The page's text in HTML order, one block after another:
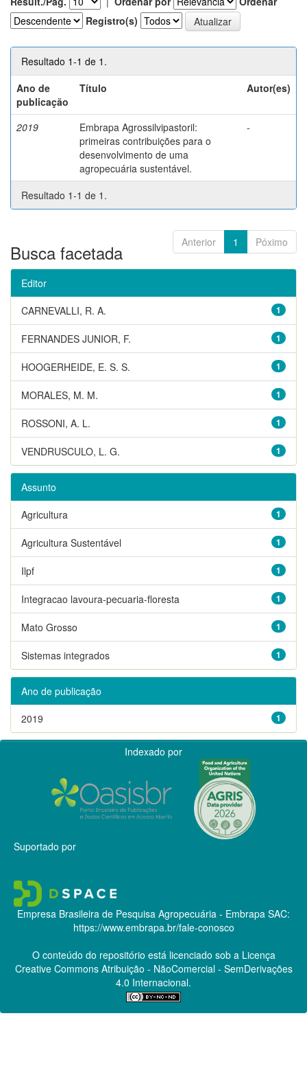
Registro(s)
Resultado 1-1 de 1.
Ano de
publicação
Título Autor(es)
2019
Embrapa Agrossilvipastoril:
primeiras contribuições para o
desenvolvimento de uma
agropecuária sustentável.
-
Resultado 1-1 de 1.
Anterior 1 Póximo
Busca facetada
Editor
1
CARNEVALLI, R. A.
1
FERNANDES JUNIOR, F.
1
HOOGERHEIDE, E. S. S.
1
MORALES, M. M.
1
ROSSONI, A. L.
1
VENDRUSCULO, L. G.
Assunto
1
Agricultura
1
Agricultura Sustentável
1
Ilpf
1
Integracao lavoura-pecuaria-floresta
1
Mato Grosso
1
Sistemas integrados
Ano de publicação
1
2019
Indexado por
Suportado por
Empresa Brasileira de Pesquisa Agropecuária - Embrapa SAC:
https://www.embrapa.br/fale-conosco
O conteúdo do repositório está licenciado sob a Licença
Creative CommonsAtribuição - NãoComercial - SemDerivações
4.0 Internacional.